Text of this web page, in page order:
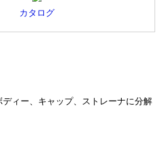
カタログ
ディー、キャップ、ストレーナに分解